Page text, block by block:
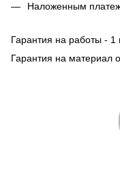
Наложенным
Гарантия на работы - 1
Гарантия на материал